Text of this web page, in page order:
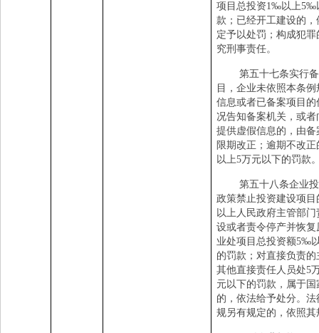
项目总投资1‰以上5‰
款；已经开工建设的，
定予以处罚；构成犯
究刑事责任。
第五十七条实行
目，企业未依照本条
信息或者已备案项目的
况告知备案机关，或者
提供虚假信息的，由备
限期改正；逾期不改正
以上5万元以下的罚款
第五十八条企业
政策禁止投资建设项目
以上人民政府主管部
设或者责令停产并恢复
业处项目总投资额5‰
的罚款；对直接负责
其他直接责任人员处5
元以下的罚款，属于
的，依法给予处分。
规另有规定的，依照其